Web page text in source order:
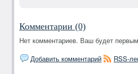
Комментарии (0)
Нет комментариев. Ваш будет
Добавить комментарий
RSS-